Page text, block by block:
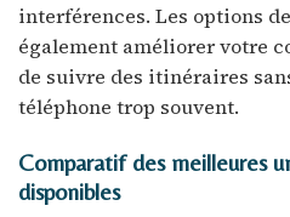
interférences. Les options
également améliorer votre
de suivre des itinéraires
téléphone trop souvent.
Comparatif des meilleures
disponibles